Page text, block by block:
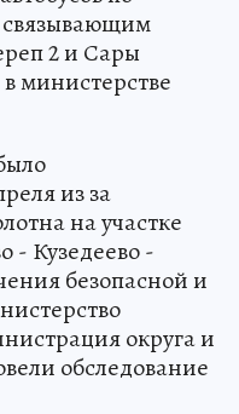
2 и Сары
министерстве
из за
на участке
- Кузедеево -
безопасной и
округа и
обследование